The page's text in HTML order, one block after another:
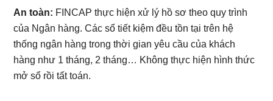
An toàn: FINCAP thực hiện xử lý hồ sơ theo quy trình
của Ngân hàng. Các sổ tiết kiệm đều tồn tại trên hệ
thống ngân hàng trong thời gian yêu cầu của khách
hàng như 1 tháng, 2 tháng… Không thực hiện hình thức
mở sổ rồi tất toán.